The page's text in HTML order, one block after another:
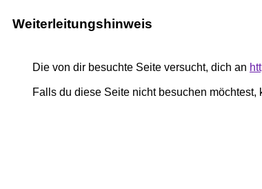
Weiterleitungshinweis
Die von dir besuchte Seite versucht, dich an
Falls du diese Seite nicht besuchen möchtest,